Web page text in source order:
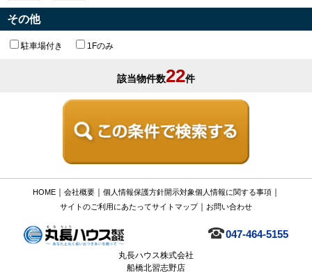
その他
駐車場付き 1Fのみ
該当物件数22件
HOME｜ 会社概要｜ 個人情報保護方針開示対象個人情報に関する事項｜
サイトのご利用にあたってサイトマップ｜ お問い合わせ
047-464-5155
丸長ハウス株式会社
船橋北習志野店